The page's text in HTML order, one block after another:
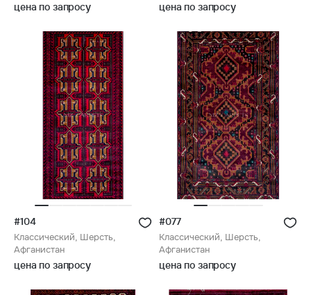
цена по запросу цена по запросу
#104
Классический, Шерсть,
Афганистан
цена по запросу
#077
Классический, Шерсть,
Афганистан
цена по запросу